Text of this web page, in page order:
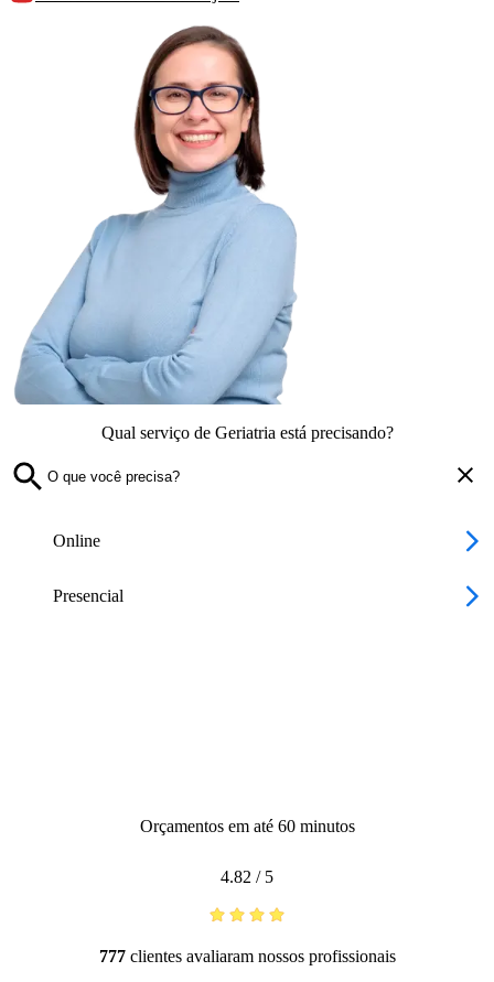
Qual serviço de Geriatria está precisando?
Online
Presencial
Orçamentos em até 60 minutos
4.82 / 5
777clientes avaliaram nossos profissionais